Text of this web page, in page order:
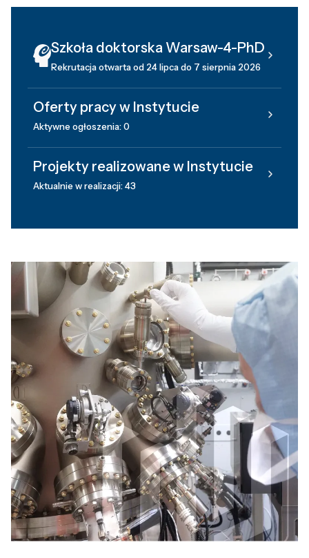
Szkoła doktorska Warsaw-4-PhD
Rekrutacja otwarta od 24 lipca do 7 sierpnia 2026
Oferty pracy w Instytucie
Aktywne ogłoszenia: 0
Projekty realizowane w Instytucie
Aktualnie w realizacji: 43